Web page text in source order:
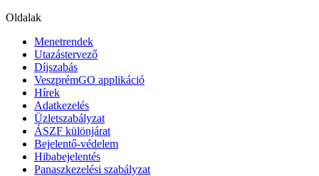
Oldalak
Menetrendek
Utazástervező
Díjszabás
VeszprémGO applikáció
Hírek
Adatkezelés
Üzletszabályzat
ÁSZF különjárat
Bejelentő-védelem
Hibabejelentés
Panaszkezelési szabályzat